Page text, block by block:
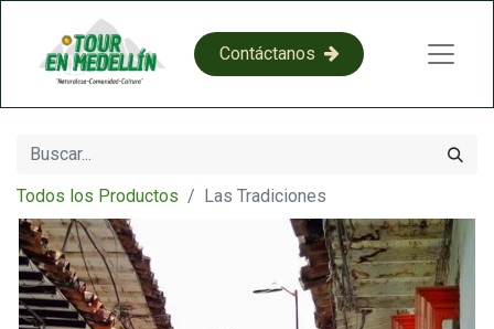
​​C​​on​​​​​​​​tácta​​​​​​​​​​​​​​​​​​​​​​no​​​​s​​
Todos los Productos Las Tradiciones